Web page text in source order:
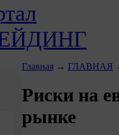
Главная → ГЛАВНАЯ
Риски на
рынке